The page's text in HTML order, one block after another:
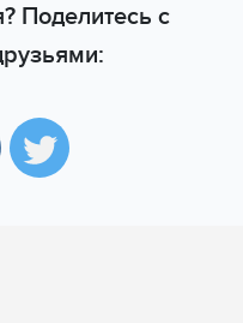
Поделитесь с